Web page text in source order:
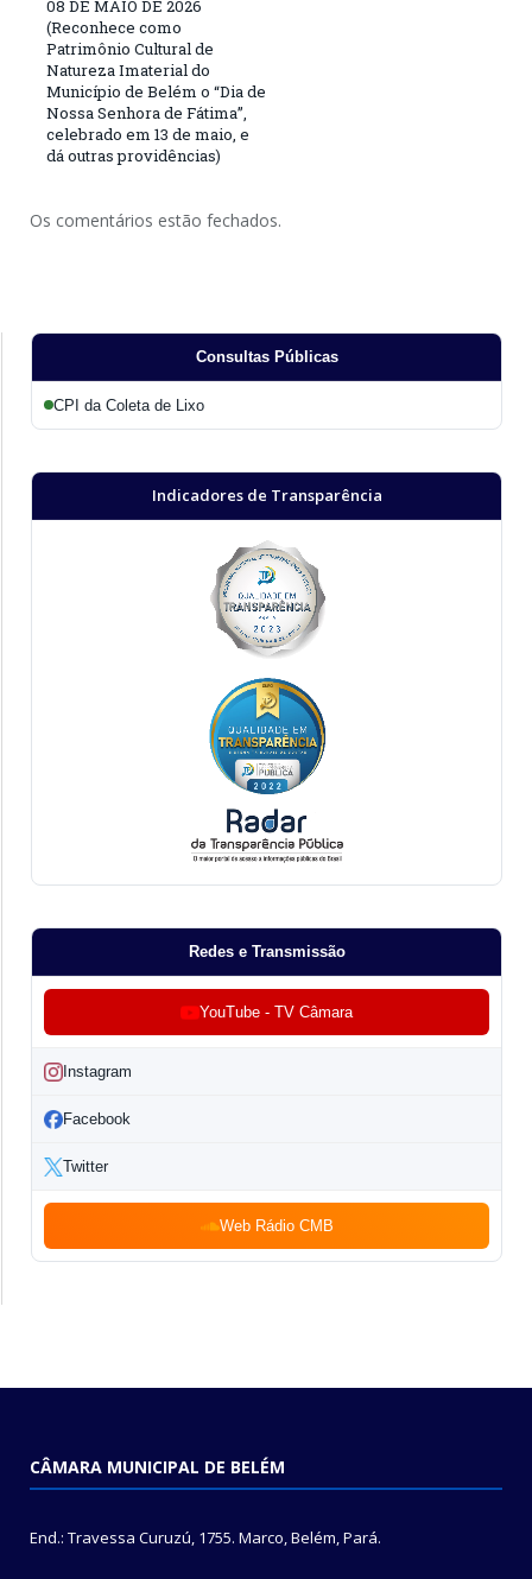
08 DE MAIO DE 2026
(Reconhece como
Patrimônio Cultural de
Natureza Imaterial do
Município de Belém o “Dia de
Nossa Senhora de Fátima”,
celebrado em 13 de maio, e
dá outras providências)
Os comentários estão fechados.
Consultas Públicas
CPI da Coleta de Lixo
Indicadores de Transparência
Redes e Transmissão
YouTube - TV Câmara
Instagram
Facebook
Twitter
Web Rádio CMB
CÂMARA MUNICIPAL DE BELÉM
End.: Travessa Curuzú, 1755. Marco, Belém, Pará.